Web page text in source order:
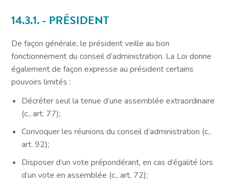
14.3.1. - PRÉSIDENT
De façon générale, le président veille au bon
fonctionnement du conseil d’administration. La Loi donne
également de façon expresse au président certains
pouvoirs limités :
Décréter seul la tenue d’une assemblée extraordinaire
(c., art. 77);
Convoquer les réunions du conseil d’administration (c.,
art. 92);
Disposer d’un vote prépondérant, en cas d’égalité lors
d’un vote en assemblée (c., art. 72);